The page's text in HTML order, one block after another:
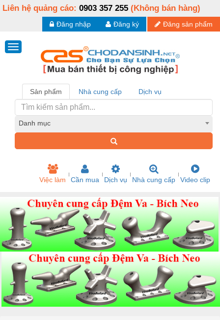
Liên hệ quảng cáo: 0903 357 255 (Không bán hàng)
Đăng sản phẩm
Đăng ký
Đăng nhập
Sản phẩm Nhà cung cấp Dịch vụ
Danh mục
Việc làm Cần mua Dịch vụ Nhà cung cấp Video clip